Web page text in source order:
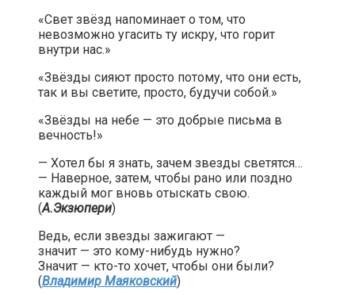
«Свет звёзд напоминает о том, что
невозможно угасить ту искру, что горит
внутри нас.»
«Звёзды сияют просто потому, что они есть,
так и вы светите, просто, будучи собой.»
«Звёзды на небе — это добрые письма в
вечность!»
— Хотел бы я знать, зачем звезды светятся…
— Наверное, затем, чтобы рано или поздно
каждый мог вновь отыскать свою.
(А.Экзюпери)
Ведь, если звезды зажигают —
значит — это кому-нибудь нужно?
Значит — кто-то хочет, чтобы они были?
(Владимир Маяковский)